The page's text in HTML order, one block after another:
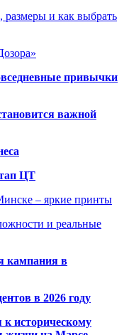
размеры и как выбрать
привычки
важной
ЦТ
– яркие принты
и реальные
кампания в
в 2026 году
к историческому